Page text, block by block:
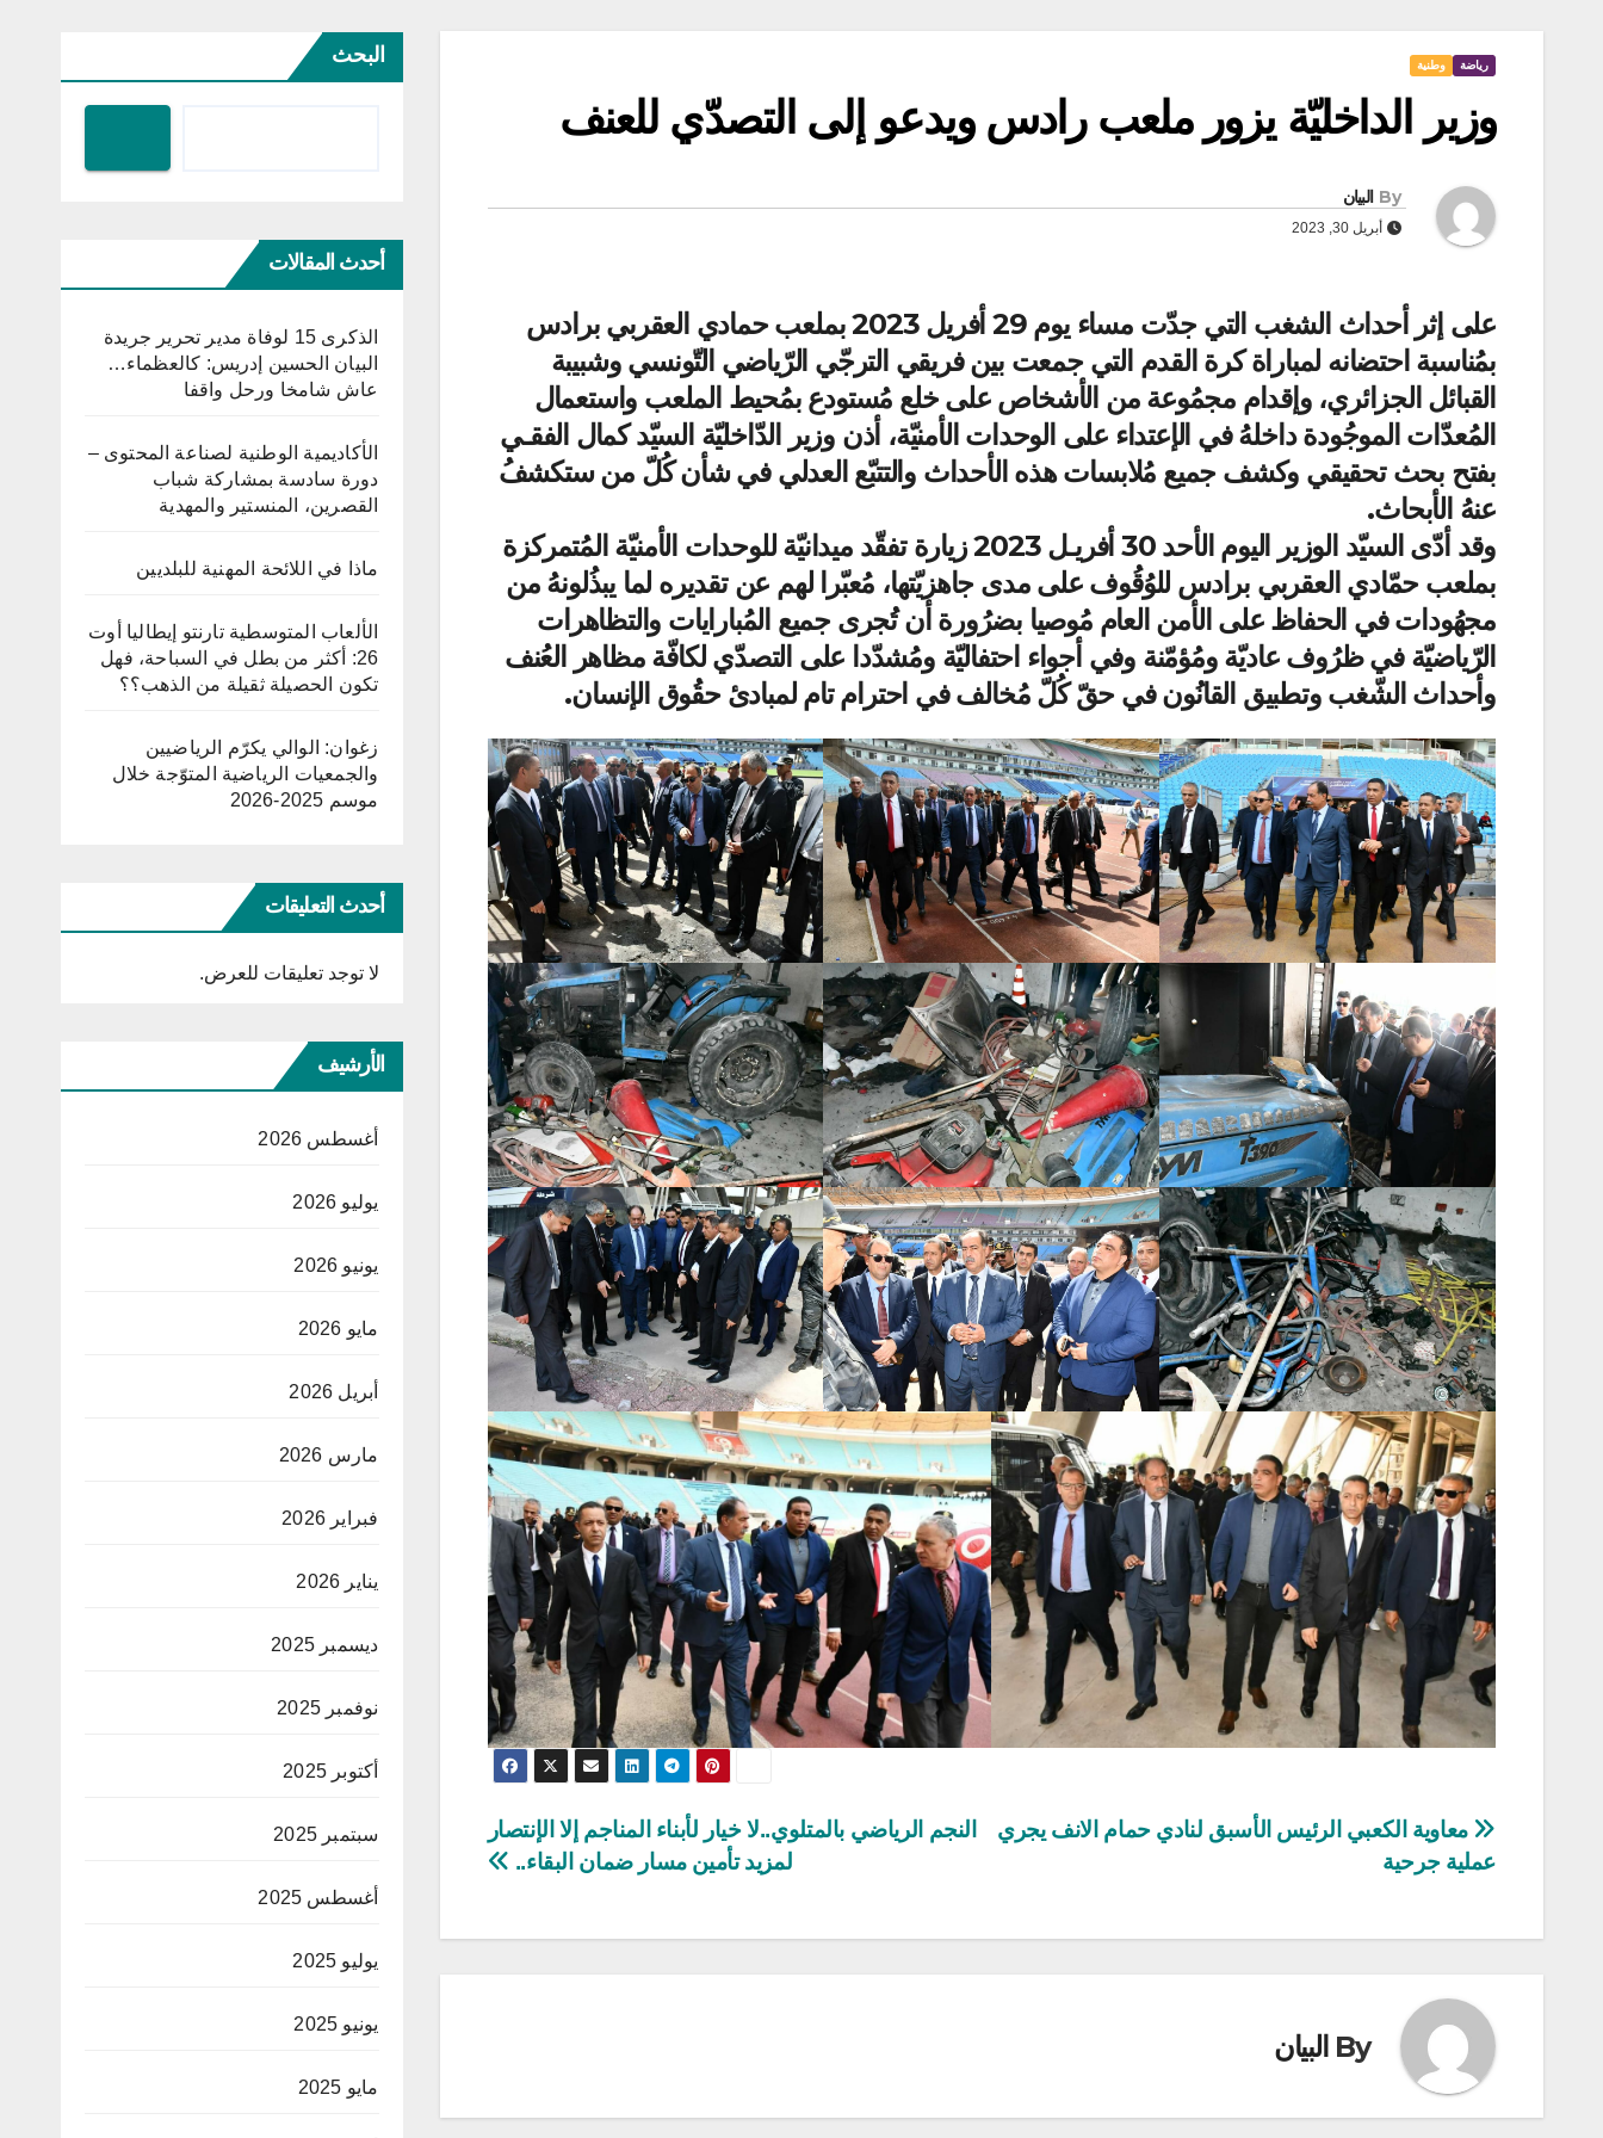
رياضة وطنية
وزير الداخليّة يزور ملعب رادس ويدعو إلى التصدّي للعنف
By البيان
أبريل 30, 2023
على إثر أحداث الشغب التي جدّت مساء يوم 29 أفريل 2023 بملعب حمادي العقربي برادس
بمُناسبة احتضانه لمباراة كرة القدم التي جمعت بين فريقي الترجّي الرّياضي التّونسي وشبيبة
القبائل الجزائري، وإقدام مجمُوعة من الأشخاص على خلع مُستودع بمُحيط الملعب واستعمال
المُعدّات الموجُودة داخلهُ في الإعتداء على الوحدات الأمنيّة، أذن وزير الدّاخليّة السيّد كمال الفقـي
بفتح بحث تحقيقي وكشف جميع مُلابسات هذه الأحداث والتتبّع العدلي في شأن كُلّ من ستكشفُ
عنهُ الأبحاث.
وقد أدّى السيّد الوزير اليوم الأحد 30 أفريـل 2023 زيارة تفقّد ميدانيّة للوحدات الأمنيّة المُتمركزة
بملعب حمّادي العقربي برادس للوُقُوف على مدى جاهزيّتها، مُعبّرا لهم عن تقديره لما يبذُلونهُ من
مجهُودات في الحفاظ على الأمن العام مُوصيا بضرُورة أن تُجرى جميع المُبارايات والتظاهرات
الرّياضيّة في ظرُوف عاديّة ومُؤمّنة وفي أجواء احتفاليّة ومُشدّدا على التصدّي لكافّة مظاهر العُنف
وأحداث الشّغب وتطبيق القانُون في حقّ كُلّ مُخالف في احترام تام لمبادئ حقُوق الإنسان.
تصفّح
المقالات
النجم الرياضي بالمتلوي..لا خيار لأبناء المناجم إلا الإنتصار
لمزيد تأمين مسار ضمان البقاء..
معاوية الكعبي الرئيس الأسبق لنادي حمام الانف يجري
عملية جرحية
By البيان
البحث
أحدث المقالات
الذكرى 15 لوفاة مدير تحرير جريدة
البيان الحسين إدريس: كالعظماء…
عاش شامخا ورحل واقفا
الأكاديمية الوطنية لصناعة المحتوى –
دورة سادسة بمشاركة شباب
القصرين، المنستير والمهدية
ماذا في اللائحة المهنية للبلديين
الألعاب المتوسطية تارنتو إيطاليا أوت
26: أكثر من بطل في السباحة، فهل
تكون الحصيلة ثقيلة من الذهب؟؟
زغوان: الوالي يكرّم الرياضيين
والجمعيات الرياضية المتوّجة خلال
موسم 2025-2026
أحدث التعليقات
لا توجد تعليقات للعرض.
الأرشيف
أغسطس 2026
يوليو 2026
يونيو 2026
مايو 2026
أبريل 2026
مارس 2026
فبراير 2026
يناير 2026
ديسمبر 2025
نوفمبر 2025
أكتوبر 2025
سبتمبر 2025
أغسطس 2025
يوليو 2025
يونيو 2025
مايو 2025